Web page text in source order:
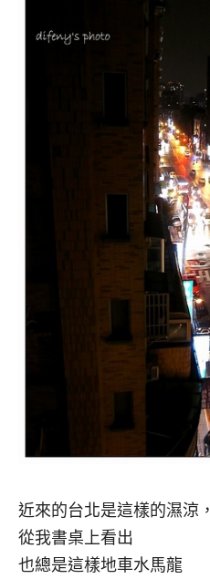
近來的台北是這樣的濕涼，
從我書桌上看出
也總是這樣地車水馬龍